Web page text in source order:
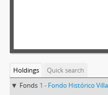
Holdings
Quick search
Fonds 1 - Fondo Histórico